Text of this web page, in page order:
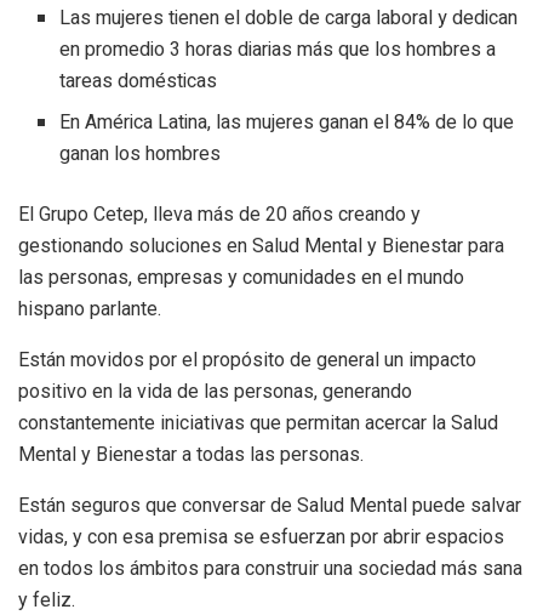
Las mujeres tienen el doble de carga laboral y dedican
en promedio 3 horas diarias más que los hombres a
tareas domésticas
En América Latina, las mujeres ganan el 84% de lo que
ganan los hombres
El Grupo Cetep, lleva más de 20 años creando y
gestionando soluciones en Salud Mental y Bienestar para
las personas, empresas y comunidades en el mundo
hispano parlante.
Están movidos por el propósito de general un impacto
positivo en la vida de las personas, generando
constantemente iniciativas que permitan acercar la Salud
Mental y Bienestar a todas las personas.
Están seguros que conversar de Salud Mental puede salvar
vidas, y con esa premisa se esfuerzan por abrir espacios
en todos los ámbitos para construir una sociedad más sana
y feliz.